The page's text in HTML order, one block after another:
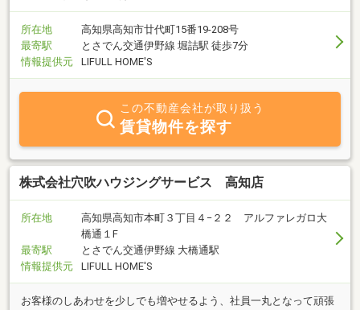
所在地
高知県高知市廿代町15番19-208号
最寄駅
とさでん交通伊野線 堀詰駅 徒歩7分
情報提供元
LIFULL HOME'S
この不動産会社が取り扱う
賃貸物件を探す
株式会社穴吹ハウジングサービス 高知店
所在地
高知県高知市本町３丁目４−２２ アルファレガロ大
橋通１F
最寄駅
とさでん交通伊野線 大橋通駅
情報提供元
LIFULL HOME'S
お客様のしあわせを少しでも増やせるよう、社員一丸となって頑張